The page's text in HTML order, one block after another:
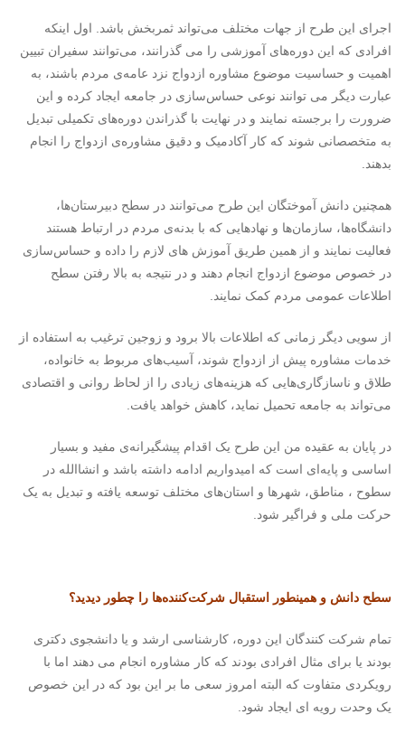
اجرای این طرح از جهات مختلف می‌تواند ثمربخش باشد. اول اینکه
افرادی که این دوره‌های آموزشی را می گذرانند، می‌توانند سفیران تبیین
اهمیت و حساسیت موضوع مشاوره ازدواج نزد عامه‌ی مردم باشند، به
عبارت دیگر می توانند نوعی حساس‌سازی در جامعه ایجاد کرده و این
ضرورت را برجسته نمایند و در نهایت با گذراندن دوره‌های تکمیلی تبدیل
به متخصصانی شوند که کار آکادمیک و دقیق مشاوره‌ی ازدواج را انجام
بدهند.
همچنین دانش آموختگان این طرح می‌توانند در سطح دبیرستان‌ها،
دانشگاه‌ها، سازمان‌ها و نهادهایی که با بدنه‌ی مردم در ارتباط هستند
فعالیت نمایند و از همین طریق آموزش های لازم را داده و حساس‌سازی
در خصوص موضوع ازدواج انجام دهند و در نتیجه به بالا رفتن سطح
اطلاعات عمومی مردم کمک نمایند.
از سویی دیگر زمانی که اطلاعات بالا برود و زوجین ترغیب به استفاده از
خدمات مشاوره پیش از ازدواج شوند، آسیب‌های مربوط به خانواده،
طلاق و ناسازگاری‌هایی که هزینه‌های زیادی را از لحاظ روانی و اقتصادی
می‌تواند به جامعه تحمیل نماید، کاهش خواهد یافت.
در پایان به عقیده من این طرح یک اقدام پیشگیرانه‌ی مفید و بسیار
اساسی و پایه‌ای است که امیدواریم ادامه داشته باشد و انشاالله در
سطوح ، مناطق، شهرها و استان‌های مختلف توسعه یافته و تبدیل به یک
حرکت ملی و فراگیر شود.
سطح دانش و همینطور استقبال شرکت‌کننده‌ها را چطور دیدید؟
تمام شرکت کنندگان این دوره، کارشناسی ارشد و یا دانشجوی دکتری
بودند یا برای مثال افرادی بودند که کار مشاوره انجام می دهند اما با
رویکردی متفاوت که البته امروز سعی ما بر این بود که در این خصوص
یک وحدت رویه ای ایجاد شود.